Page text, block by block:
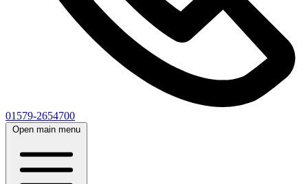
01579-2654700
Open main menu